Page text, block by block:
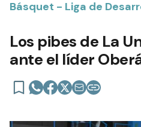
Básquet - Liga de
Los pibes de La
ante el líder